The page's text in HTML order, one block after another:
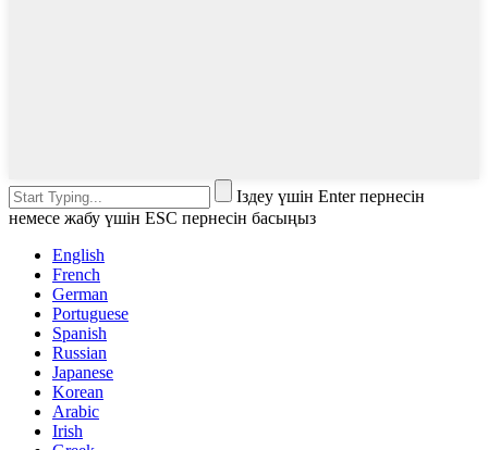
Іздеу үшін Enter пернесін
немесе жабу үшін ESC пернесін басыңыз
English
French
German
Portuguese
Spanish
Russian
Japanese
Korean
Arabic
Irish